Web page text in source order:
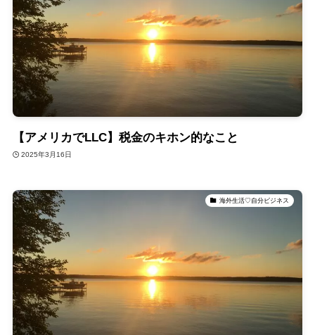
【アメリカでLLC】税金のキホン的なこと
2025年3月16日
海外生活♡自分ビジネス